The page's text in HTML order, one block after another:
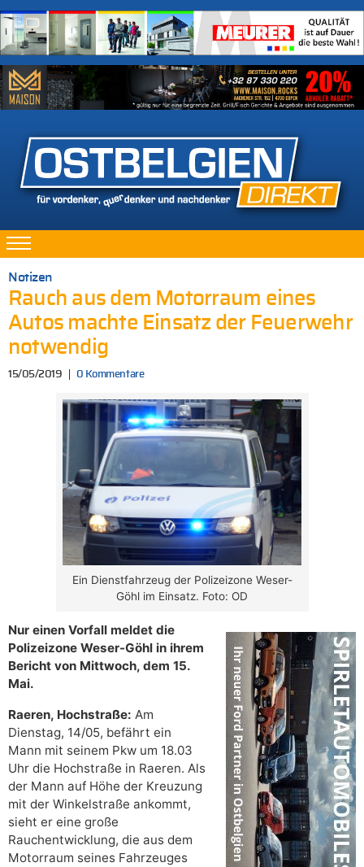
Notizen
Rauch aus dem Motorraum eines
Autos machte Einsatz der Feuerwehr
notwendig
15/05/2019 0 Kommentare
Ein Dienstfahrzeug der Polizeizone Weser-
Göhl im Einsatz. Foto: OD
Nur einen Vorfall meldet die
Polizeizone Weser-Göhl in ihrem
Bericht von Mittwoch, dem 15.
Mai.
Raeren, Hochstraße: Am
Dienstag, 14/05, befährt ein
Mann mit seinem Pkw um 18.03
Uhr die Hochstraße in Raeren. Als
der Mann auf Höhe der Kreuzung
mit der Winkelstraße ankommt,
sieht er eine große
Rauchentwicklung, die aus dem
Motorraum seines Fahrzeuges